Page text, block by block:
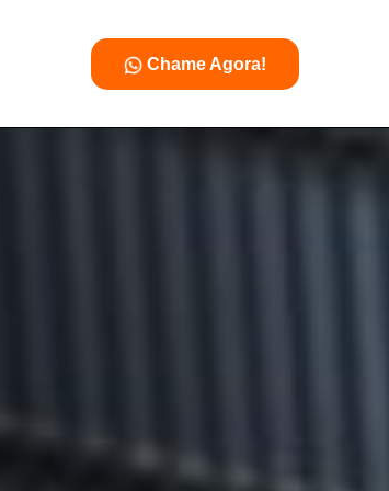
Chame Agora!